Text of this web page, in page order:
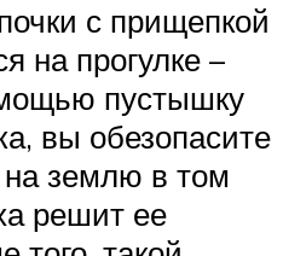
с прищепкой
на прогулке –
пустышку
вы обезопасите
на землю в том
решит ее